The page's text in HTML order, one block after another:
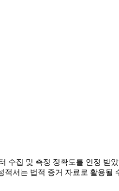
수집 및 측정 정확도를 인정 받
서는 법적 증거 자료로 활용될